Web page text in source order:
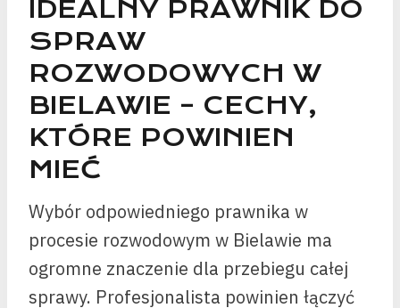
IDEALNY PRAWNIK DO
SPRAW
ROZWODOWYCH W
BIELAWIE – CECHY,
KTÓRE POWINIEN
MIEĆ
Wybór odpowiedniego prawnika w
procesie rozwodowym w Bielawie ma
ogromne znaczenie dla przebiegu całej
sprawy. Profesjonalista powinien łączyć